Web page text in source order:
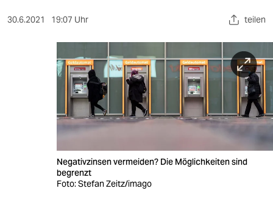
veranstaltungen
30.6.2021 19:07 Uhr teilen
Negativzinsen vermeiden? Die Möglichkeiten sind
begrenzt
Foto: Stefan Zeitz/imago